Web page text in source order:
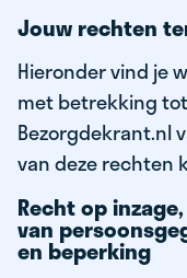
Jouw rechten
Hieronder vind je
met betrekking
Bezorgdekrant.nl
van deze rechten
Recht op
van
en beperking